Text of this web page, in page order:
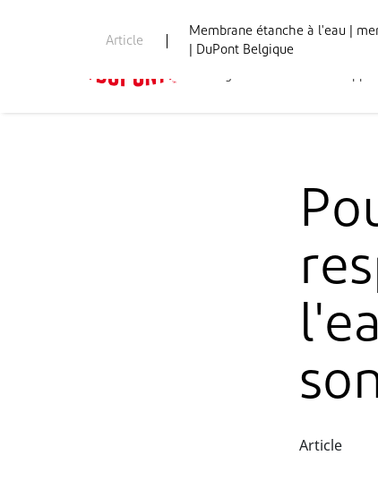
Article
Article
Membrane étanche à l'eau |
| DuPont Belgique